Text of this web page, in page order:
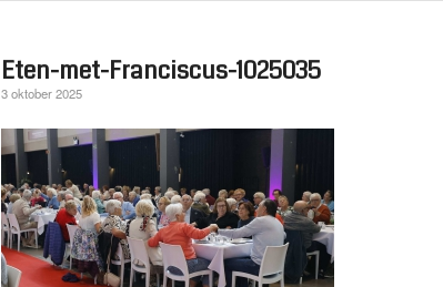
Eten-met-Franciscus-1025035
3 oktober 2025